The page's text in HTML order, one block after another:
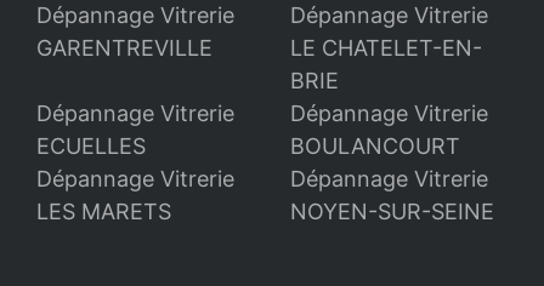
Dépannage Vitrerie
GARENTREVILLE
Dépannage Vitrerie
LE CHATELET-EN-
BRIE
Dépannage Vitrerie
ECUELLES
Dépannage Vitrerie
BOULANCOURT
Dépannage Vitrerie
LES MARETS
Dépannage Vitrerie
NOYEN-SUR-SEINE